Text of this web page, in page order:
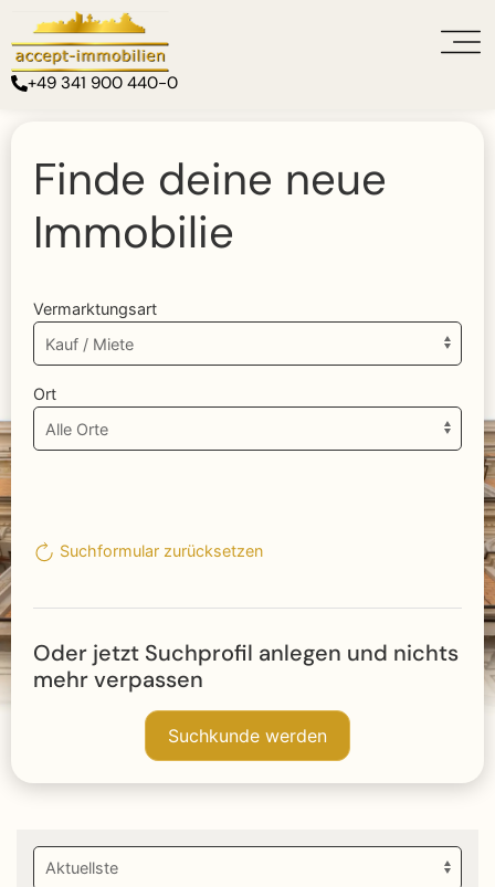
+49 341 900 440-0
Finde deine neue
Immobilie
Vermarktungsart
Ort
Suchformular zurücksetzen
Oder jetzt Suchprofil anlegen und nichts
mehr verpassen
Suchkunde werden